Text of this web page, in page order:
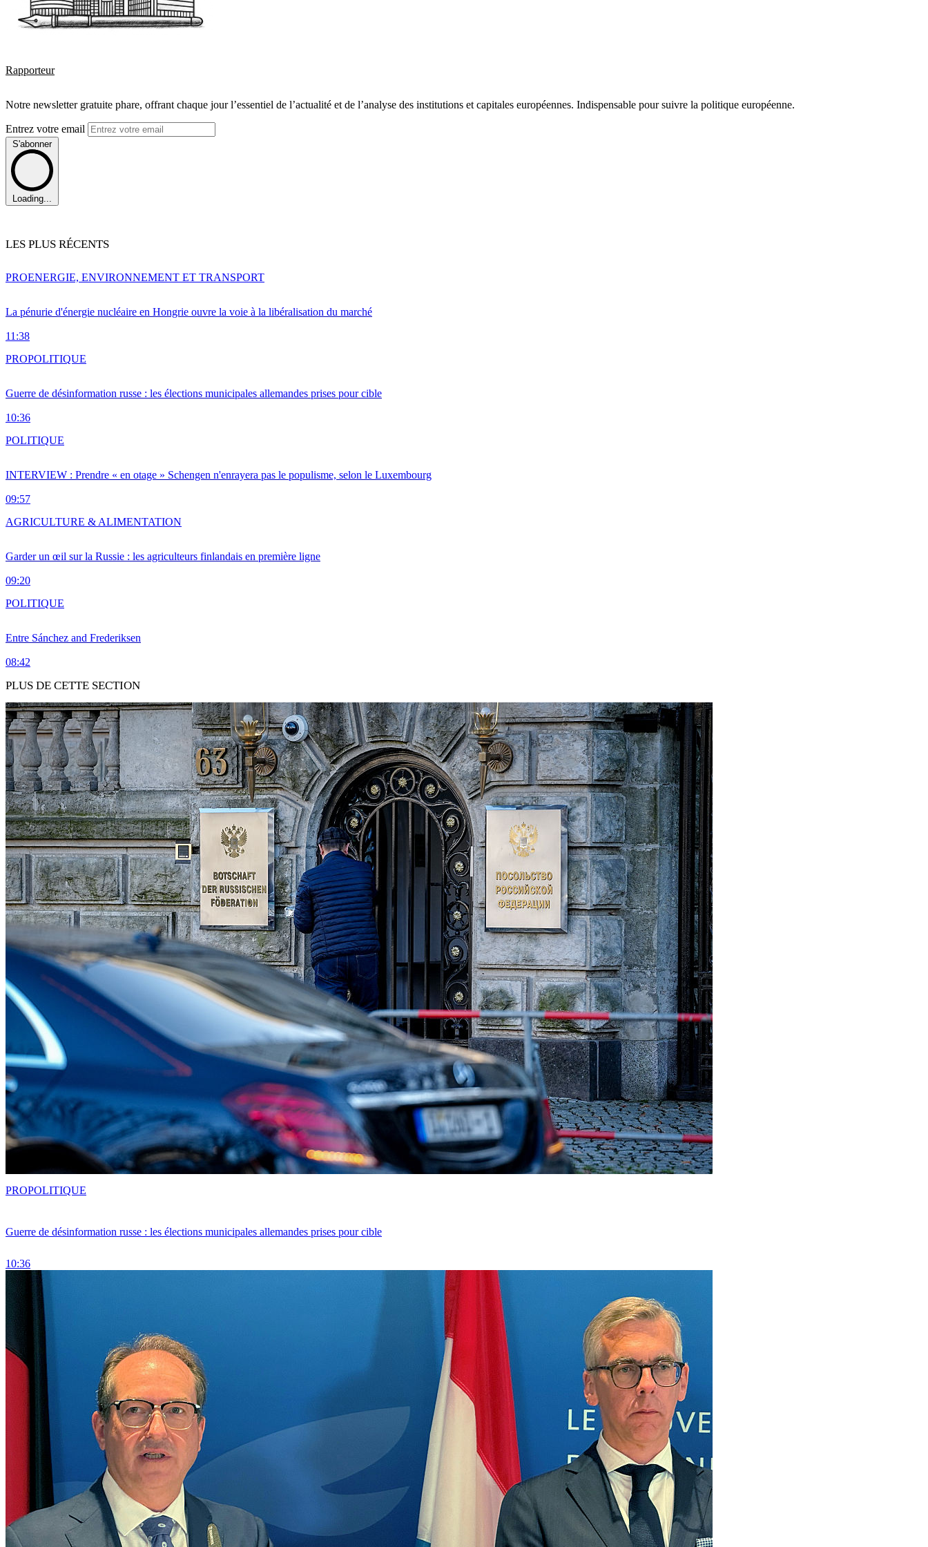
Rapporteur
Notre newsletter gratuite phare, offrant chaque jour l’essentiel de l’actualité et de l’analyse des institutions et capitales européennes. Indispensable pour suivre la politique européenne.
Entrez votre email
S'abonner
Loading...
LES PLUS RÉCENTS
La pénurie d'énergie nucléaire en Hongrie ouvre la voie à la libéralisation du marché
11:38
PROENERGIE, ENVIRONNEMENT ET TRANSPORT
Guerre de désinformation russe : les élections municipales allemandes prises pour cible
10:36
PROPOLITIQUE
INTERVIEW : Prendre « en otage » Schengen n'enrayera pas le populisme, selon le Luxembourg
09:57
POLITIQUE
Garder un œil sur la Russie : les agriculteurs finlandais en première ligne
09:20
AGRICULTURE & ALIMENTATION
Entre Sánchez and Frederiksen
08:42
POLITIQUE
PLUS DE CETTE SECTION
Guerre de désinformation russe : les élections municipales allemandes prises pour cible
10:36
PROPOLITIQUE